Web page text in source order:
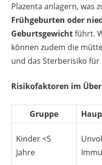
Plazenta anlagern, was
Frühgeburten oder
Geburtsgewichtführt.
können zudem die
und das Sterberisiko
Risikofaktoren im
Gruppe
Kinder <5
Jahre